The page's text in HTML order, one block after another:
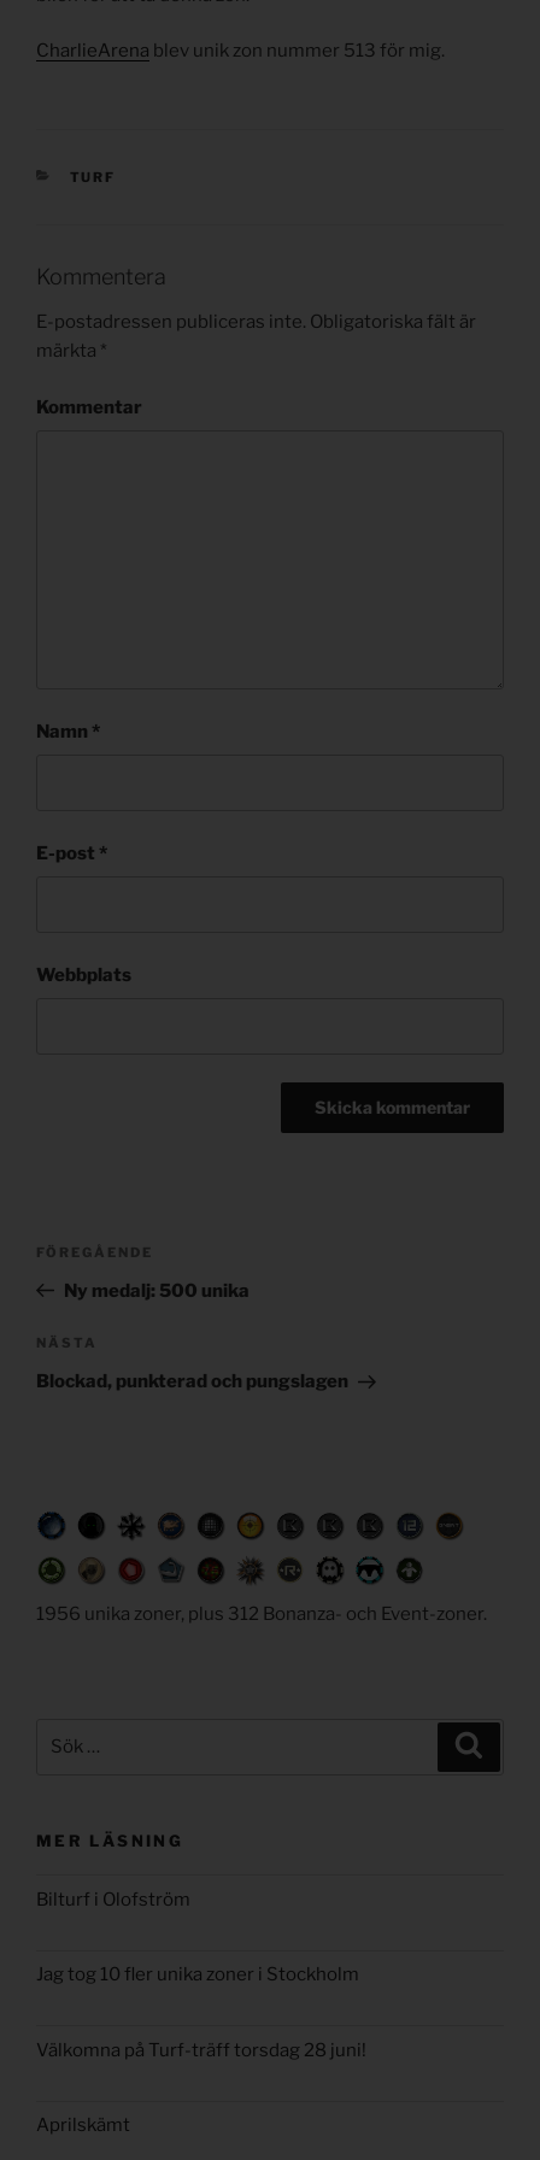
CharlieArena blev unik zon nummer 513 för mig.
KATEGORIER
TURF
Kommentera
E-postadressen publiceras inte. Obligatoriska fält är
märkta *
Kommentar
Namn *
E-post *
Webbplats
Post
Föregående
inlägg
FÖREGÅENDE
Ny medalj: 500 unika
Nästa
inlägg
NÄSTA
Blockad, punkterad och pungslagen
1956 unika zoner, plus 312 Bonanza- och Event-zoner.
MER LÄSNING
Bilturf i Olofström
Jag tog 10 fler unika zoner i Stockholm
Välkomna på Turf-träff torsdag 28 juni!
Aprilskämt